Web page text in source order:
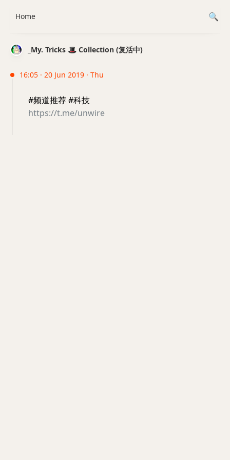
_My. Tricks 🎩 Collection (复活中)
16:05 · 20 Jun 2019 · Thu
#频道推荐 #科技
https://t.me/unwire
Home